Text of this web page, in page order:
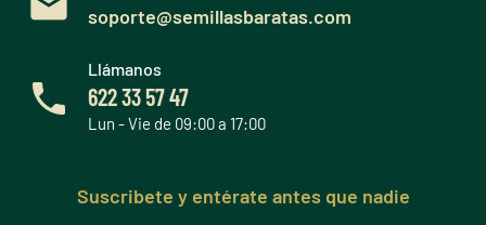
soporte@semillasbaratas.com
Llámanos
622 33 57 47
Lun - Vie de 09:00 a 17:00
Suscribete y entérate antes que nadie